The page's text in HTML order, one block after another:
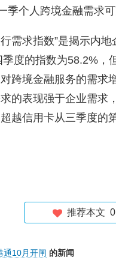
季个人跨境金融需求可
需求指数”是揭示内
度的指数为58.2%，
跨境金融服务的需求
的表现强于企业需求
越信用卡从三季度的
推荐本文 0
通10月开闸 的新闻